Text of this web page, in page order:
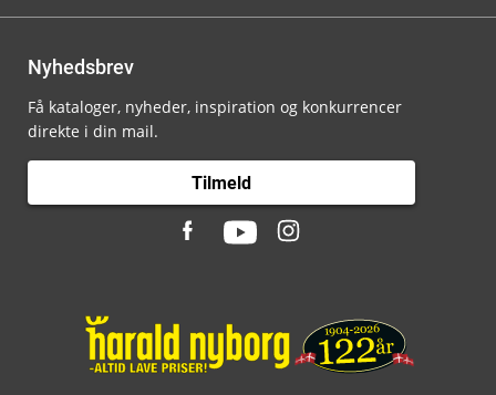
Nyhedsbrev
Få kataloger, nyheder, inspiration og konkurrencer
direkte i din mail.
Tilmeld